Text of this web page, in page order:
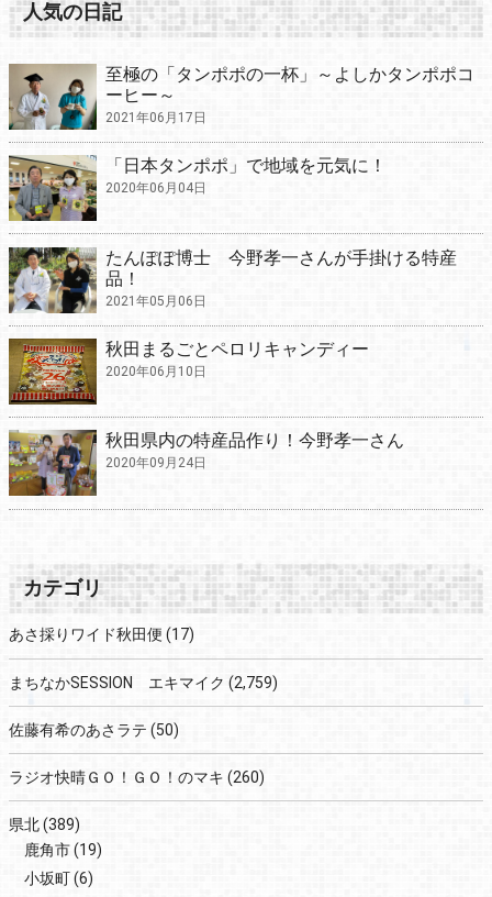
人気の日記
至極の「タンポポの一杯」～よしかタンポポコ
ーヒー～
2021年06月17日
「日本タンポポ」で地域を元気に！
2020年06月04日
たんぽぽ博士 今野孝一さんが手掛ける特産
品！
2021年05月06日
秋田まるごとペロリキャンディー
2020年06月10日
秋田県内の特産品作り！今野孝一さん
2020年09月24日
カテゴリ
あさ採りワイド秋田便 (17)
まちなかSESSION エキマイク (2,759)
佐藤有希のあさラテ (50)
ラジオ快晴ＧＯ！ＧＯ！のマキ (260)
県北(389)
鹿角市(19)
小坂町(6)